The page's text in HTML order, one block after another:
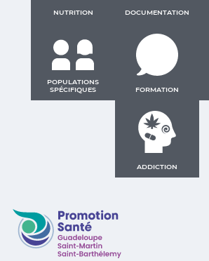
NUTRITION DOCUMENTATION
POPULATIONS
SPÉCIFIQUES
FORMATION
ADDICTION
Promotion Santé Guadeloupe,